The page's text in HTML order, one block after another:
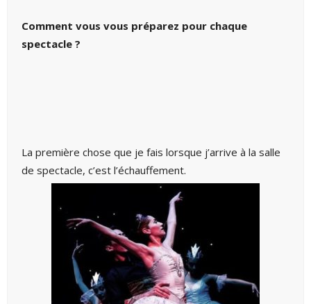
Comment vous vous préparez pour chaque
spectacle ?
La première chose que je fais lorsque j’arrive à la salle
de spectacle, c’est l’échauffement.